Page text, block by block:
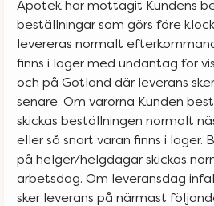
Apotek har mottagit Kundens
beställningar som görs före
levereras normalt
finns i lager med undantag för
och på Gotland där leverans
senare. Om varorna Kunden
skickas beställningen normalt
eller så snart varan finns i lager.
på helger/helgdagar skickas
arbetsdag. Om leveransdag
sker leverans på närmast